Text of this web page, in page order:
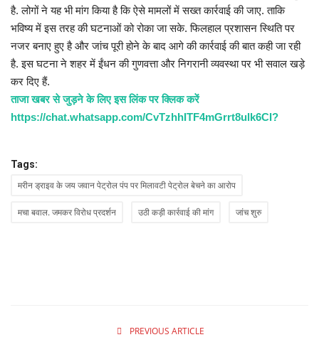
है. लोगों ने यह भी मांग किया है कि ऐसे मामलों में सख्त कार्रवाई की जाए. ताकि
भविष्य में इस तरह की घटनाओं को रोका जा सके. फिलहाल प्रशासन स्थिति पर
नजर बनाए हुए है और जांच पूरी होने के बाद आगे की कार्रवाई की बात कही जा रही
है. इस घटना ने शहर में ईंधन की गुणवत्ता और निगरानी व्यवस्था पर भी सवाल खड़े
कर दिए हैं.
ताजा खबर से जुड़ने के लिए इस लिंक पर क्लिक करें
https://chat.whatsapp.com/CvTzhhITF4mGrrt8ulk6CI?
Tags:
मरीन ड्राइव के जय जवान पेट्रोल पंप पर मिलावटी पेट्रोल बेचने का आरोप
मचा बवाल. जमकर विरोध प्रदर्शन उठी कड़ी कार्रवाई की मांग जांच शुरु
PREVIOUS ARTICLE